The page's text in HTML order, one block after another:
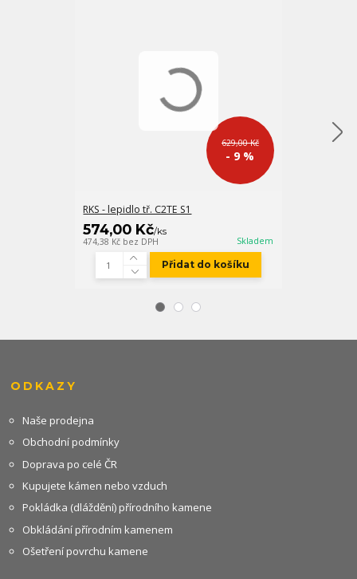
629,00 Kč
- 9 %
RKS - lepidlo tř. C2TE S1
574,00 Kč/ks
474,38 Kč bez DPH Skladem
Přidat do košíku
ODKAZY
Naše prodejna
Obchodní podmínky
Doprava po celé ČR
Kupujete kámen nebo vzduch
Pokládka (dláždění) přírodního kamene
Obkládání přírodním kamenem
Ošetření povrchu kamene